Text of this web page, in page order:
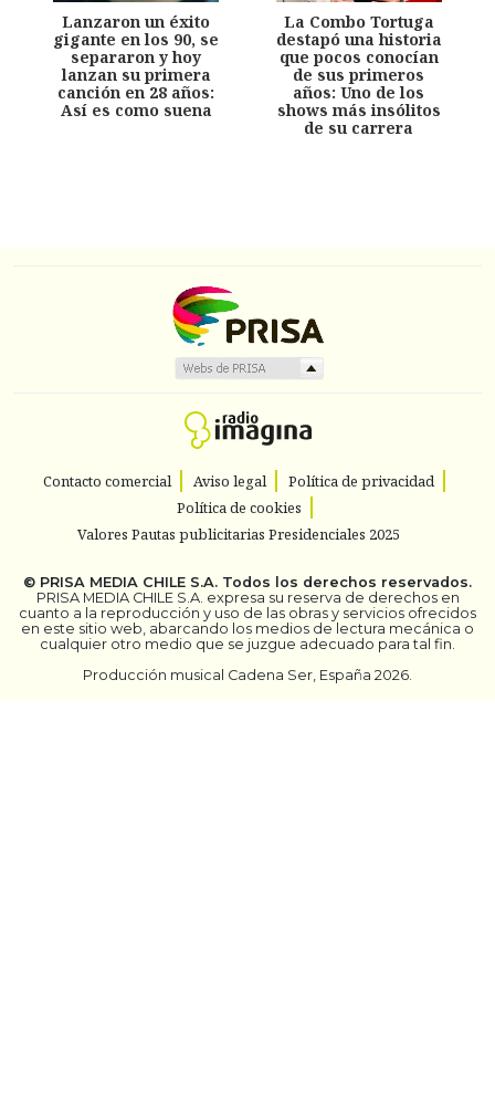
Lanzaron un éxito
gigante en los 90, se
separaron y hoy
lanzan su primera
canción en 28 años:
Así es como suena
La Combo Tortuga
destapó una historia
que pocos conocían
de sus primeros
años: Uno de los
shows más insólitos
de su carrera
Contacto comercial Aviso legal
Política de privacidad
Política de cookies
Valores Pautas publicitarias Presidenciales 2025
© PRISA MEDIA CHILE S.A. Todos los derechos reservados.
PRISA MEDIA CHILE S.A. expresa su reserva de derechos en
cuanto a la reproducción y uso de las obras y servicios ofrecidos
en este sitio web, abarcando los medios de lectura mecánica o
cualquier otro medio que se juzgue adecuado para tal fin.
Producción musical Cadena Ser, España 2026.